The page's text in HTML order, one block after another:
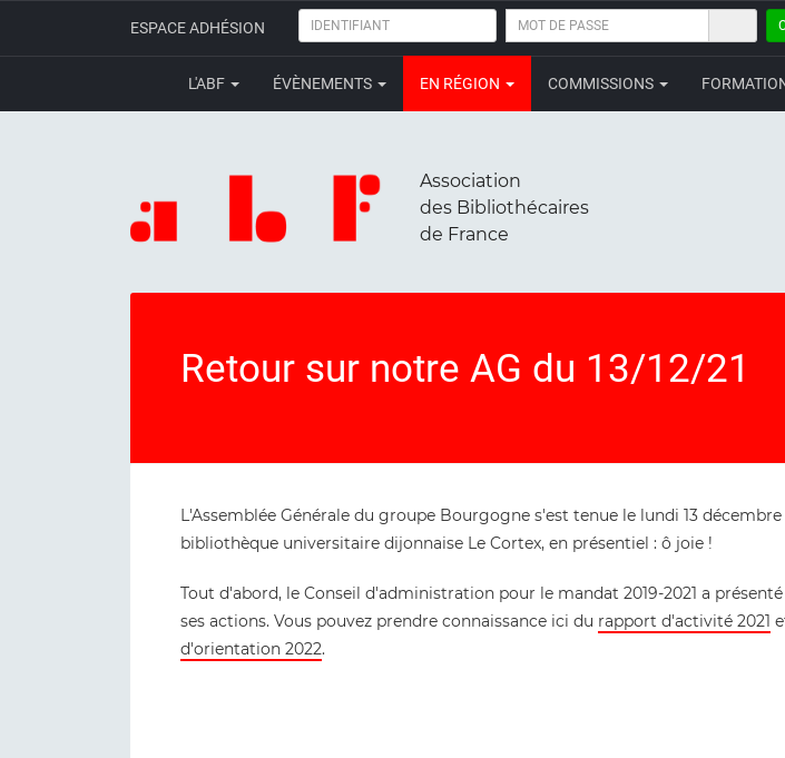
ESPACE ADHÉSION IDENTIFIANT
MOT
PASSE
L'ABF ÉVÈNEMENTS EN RÉGION COMMISSIONS
Association
des Bibliothécaires
de France
Retour sur notre AG du 13/12/21
L'Assemblée Générale du groupe Bourgogne s'est tenue le lundi 13 décembre
bibliothèque universitaire dijonnaise Le Cortex, en présentiel : ô joie !
Tout d'abord, le Conseil d'administration pour le mandat 2019-2021 a
ses actions. Vous pouvez prendre connaissance ici du rapport d'activité 2021
d'orientation 2022.